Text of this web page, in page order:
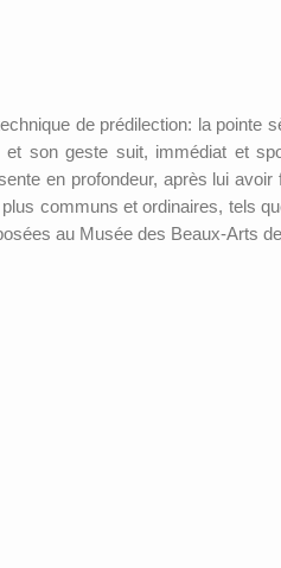
de prédilection: la pointe
et son geste suit, immédiat et
en profondeur, après lui avoir
communs et ordinaires, tels
au Musée des Beaux-Arts